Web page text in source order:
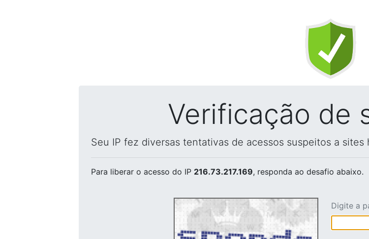
Verificação de
Seu IP fez diversas tentativas de acessos suspeitos a sites
Para liberar o acesso do IP 216.73.217.169, responda ao desafio abaixo.
Digite a